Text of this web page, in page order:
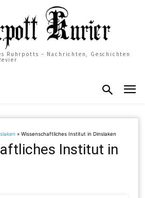
Ruhrpotts – Nachrichten, Geschichten
»Wissenschaftliches Institut in Dinslaken
Institut in